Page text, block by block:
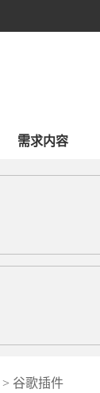
需求内容
> 谷歌插件